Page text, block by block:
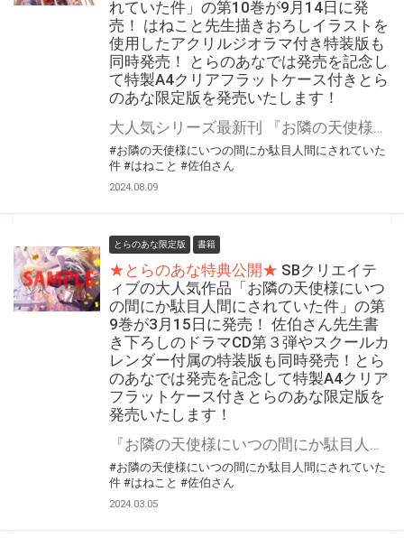
れていた件」の第10巻が9月14日に発
売！ はねこと先生描きおろしイラストを
使用したアクリルジオラマ付き特装版も
同時発売！ とらのあなでは発売を記念し
て特製A4クリアフラットケース付きとら
のあな限定版を発売いたします！
#お隣の天使様にいつの間にか駄目人間にされていた
件 #はねこと #佐伯さん
2024.08.09
とらのあな限定版 書籍
★とらのあな特典公開★ SBクリエイテ
ィブの大人気作品「お隣の天使様にいつ
の間にか駄目人間にされていた件」の第
9巻が3月15日に発売！ 佐伯さん先生書
き下ろしのドラマCD第３弾やスクールカ
レンダー付属の特装版も同時発売！とら
のあなでは発売を記念して特製A4クリア
フラットケース付きとらのあな限定版を
発売いたします！
#お隣の天使様にいつの間にか駄目人間にされていた
件 #はねこと #佐伯さん
2024.03.05